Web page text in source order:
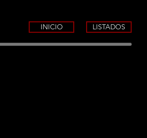
INICIO LISTADOS